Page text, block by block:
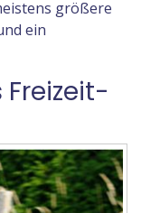
größere
ein